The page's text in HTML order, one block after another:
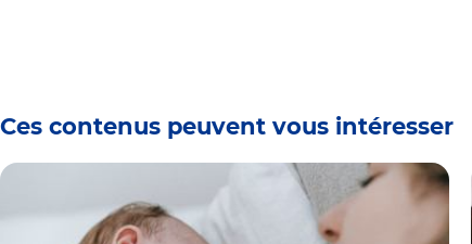
Ces contenus peuvent vous intéresser